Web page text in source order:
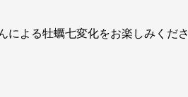
よる牡蠣七変化をお楽しみくださ